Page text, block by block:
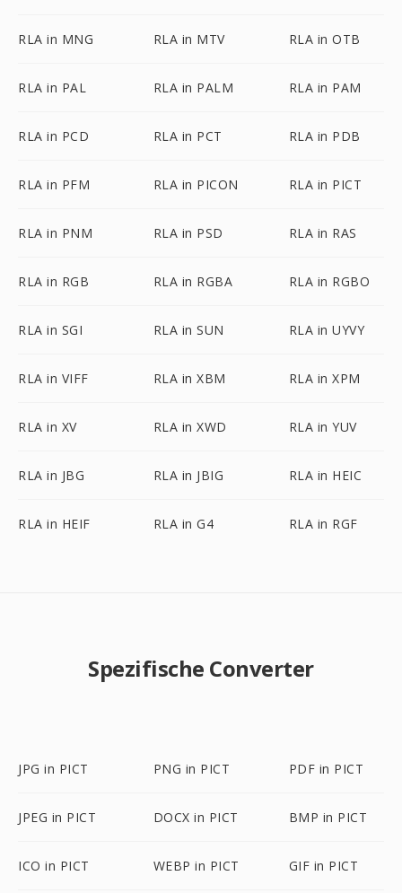
RLA in MNG RLA in MTV RLA in OTB
RLA in PAL RLA in PALM RLA in PAM
RLA in PCD RLA in PCT RLA in PDB
RLA in PFM RLA in PICON RLA in PICT
RLA in PNM RLA in PSD RLA in RAS
RLA in RGB RLA in RGBA RLA in RGBO
RLA in SGI RLA in SUN RLA in UYVY
RLA in VIFF RLA in XBM RLA in XPM
RLA in XV RLA in XWD RLA in YUV
RLA in JBG RLA in JBIG RLA in HEIC
RLA in HEIF RLA in G4 RLA in RGF
Spezifische Converter
JPG in PICT PNG in PICT PDF in PICT
JPEG in PICT DOCX in PICT BMP in PICT
ICO in PICT WEBP in PICT GIF in PICT